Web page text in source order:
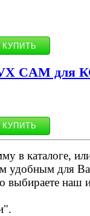
CAM для
в каталоге,
удобным для
наш